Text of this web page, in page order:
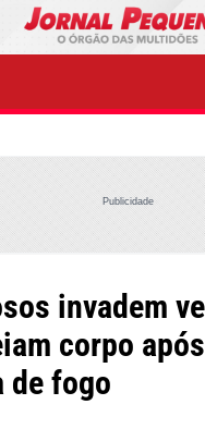
Publicidade
invadem
corpo
de fogo